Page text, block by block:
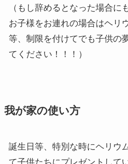
（もし辞めるとなった場合に
お子様をお連れの場合はヘリ
等、制限を付けてでも子供の
てください！！！）
我が家の使い方
誕生日等、特別な時にヘリウ